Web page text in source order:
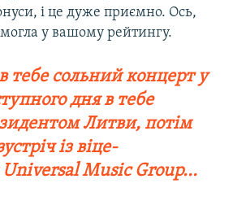
і це дуже приємно. Ось,
у вашому рейтингу.
тебе сольний концерт у
дня в тебе
Литви, потім
із віце-
Music Group...